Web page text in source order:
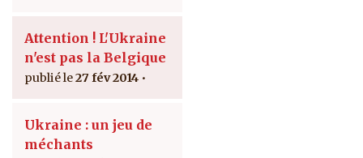
Attention ! L'Ukraine
n'est pas la Belgique
27 fév 2014
Ukraine : un jeu de
méchants